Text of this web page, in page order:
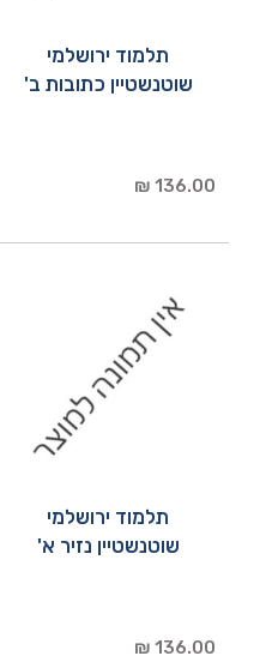
תלמוד ירושלמי
שוטנשטיין כתובות ב'
136.00 ₪
תלמוד ירושלמי
שוטנשטיין נזיר א'
136.00 ₪